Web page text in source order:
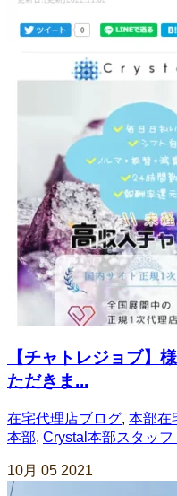
【チャトレジョブ】
ただきま...
在宅代理店ブログ, 本部在
本部, Crystal本部スタッフ
10月 05 2021